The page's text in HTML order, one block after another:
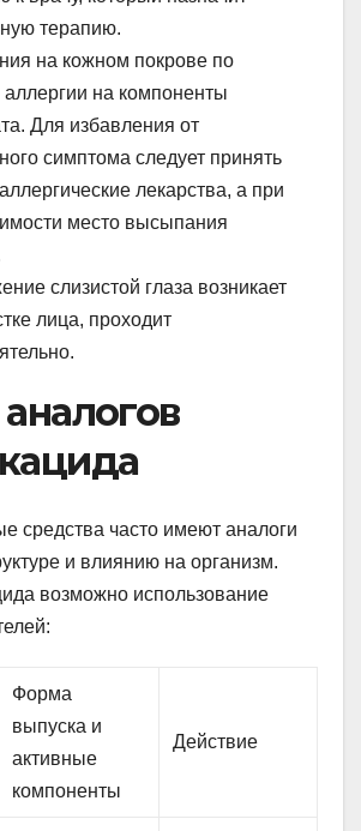
терапию.
на кожном покрове по
аллергии на компоненты
Для избавления от
симптома следует принять
лекарства, а при
место высыпания
слизистой глаза возникает
лица, проходит
средства часто имеют аналоги
и влиянию на организм.
возможно использование
Форма
выпуска и
активные
компоненты
Действие